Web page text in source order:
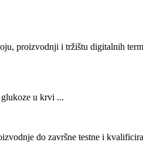
proizvodnji i tržištu digitalnih
u krvi ...
do završne testne i